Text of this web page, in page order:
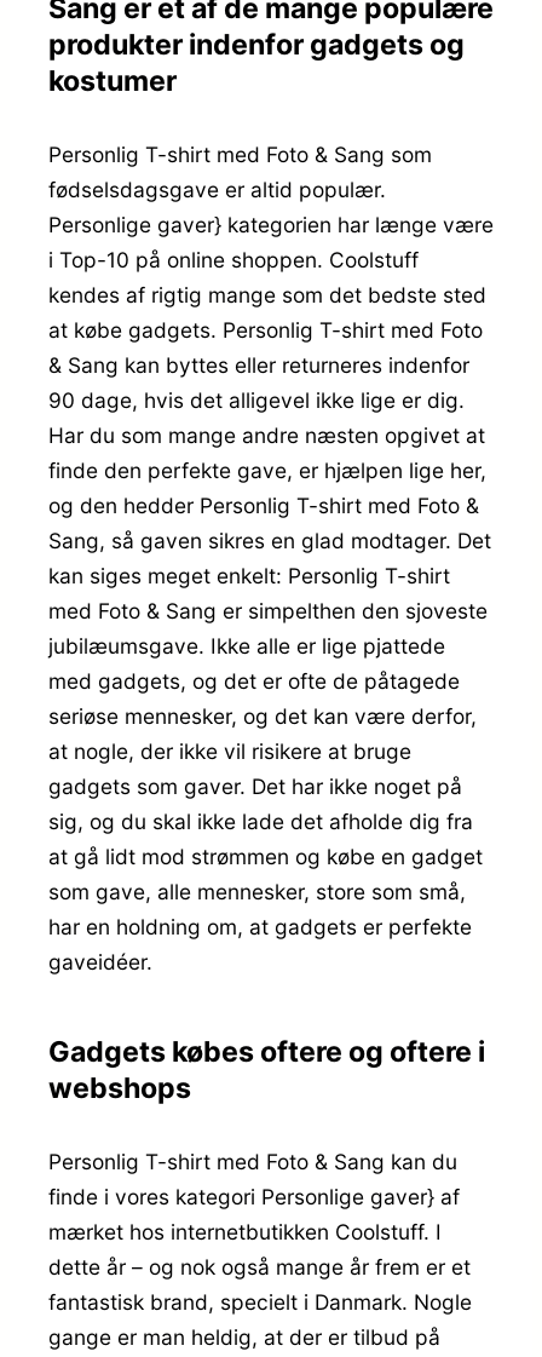
Sang er et af de mange populære
produkter indenfor gadgets og
kostumer
Personlig T-shirt med Foto & Sang som
fødselsdagsgave er altid populær.
Personlige gaver} kategorien har længe være
i Top-10 på online shoppen. Coolstuff
kendes af rigtig mange som det bedste sted
at købe gadgets. Personlig T-shirt med Foto
& Sang kan byttes eller returneres indenfor
90 dage, hvis det alligevel ikke lige er dig.
Har du som mange andre næsten opgivet at
finde den perfekte gave, er hjælpen lige her,
og den hedder Personlig T-shirt med Foto &
Sang, så gaven sikres en glad modtager. Det
kan siges meget enkelt: Personlig T-shirt
med Foto & Sang er simpelthen den sjoveste
jubilæumsgave. Ikke alle er lige pjattede
med gadgets, og det er ofte de påtagede
seriøse mennesker, og det kan være derfor,
at nogle, der ikke vil risikere at bruge
gadgets som gaver. Det har ikke noget på
sig, og du skal ikke lade det afholde dig fra
at gå lidt mod strømmen og købe en gadget
som gave, alle mennesker, store som små,
har en holdning om, at gadgets er perfekte
gaveidéer.
Gadgets købes oftere og oftere i
webshops
Personlig T-shirt med Foto & Sang kan du
finde i vores kategori Personlige gaver} af
mærket hos internetbutikken Coolstuff. I
dette år – og nok også mange år frem er et
fantastisk brand, specielt i Danmark. Nogle
gange er man heldig, at der er tilbud på